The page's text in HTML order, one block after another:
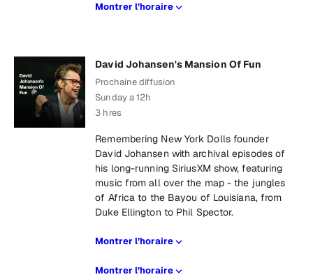
Montrer l’horaire
David Johansen's Mansion Of Fun
Prochaine diffusion
Sunday a 12h
3 hres
Remembering New York Dolls founder
David Johansen with archival episodes of
his long-running SiriusXM show, featuring
music from all over the map - the jungles
of Africa to the Bayou of Louisiana, from
Duke Ellington to Phil Spector.
Montrer l’horaire
Montrer l’horaire